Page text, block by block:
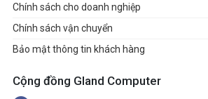
(Realtek ALC4082 Audio
- Individual PCB Layers for
- Direct Drive Technology on
Chính sách cho doanh nghiệp
Chính sách vận chuyển
Bảo mật thông tin khách hàng
Cộng đồng Gland Computer